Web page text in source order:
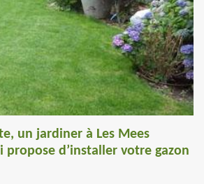
un jardiner à Les Mees
propose d’installer votre gazon